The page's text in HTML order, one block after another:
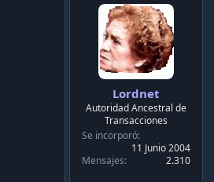
Lordnet
Autoridad Ancestral de
Transacciones
Se incorporó
11 Junio 2004
Mensajes
2.310